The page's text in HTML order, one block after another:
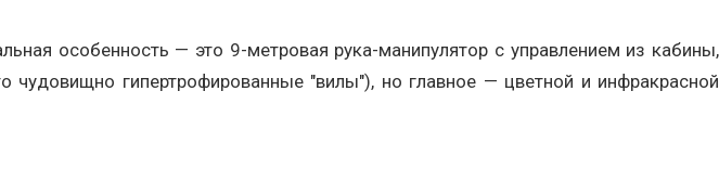
особенность — это 9-метровая рука-манипулятор с управлением из кабины,
гипертрофированные "вилы"), но главное — цветной и инфракрасной